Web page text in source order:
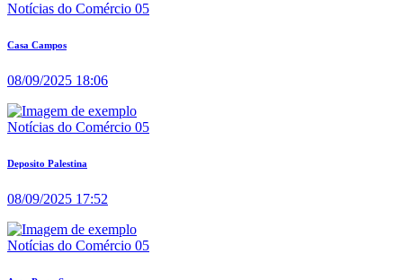
Notícias do Comércio 05
Casa Campos
08/09/2025 18:06
Notícias do Comércio 05
Deposito Palestina
08/09/2025 17:52
Notícias do Comércio 05